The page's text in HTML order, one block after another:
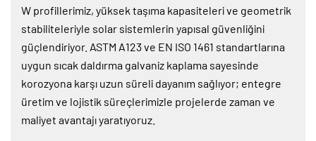
W profillerimiz, yüksek taşıma kapasiteleri ve geometrik
stabiliteleriyle solar sistemlerin yapısal güvenliğini
güçlendiriyor. ASTM A123 ve EN ISO 1461 standartlarına
uygun sıcak daldırma galvaniz kaplama sayesinde
korozyona karşı uzun süreli dayanım sağlıyor; entegre
üretim ve lojistik süreçlerimizle projelerde zaman ve
maliyet avantajı yaratıyoruz.